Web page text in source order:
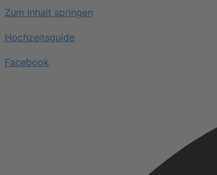
Zum Inhalt springen
Hochzeitsguide
Facebook